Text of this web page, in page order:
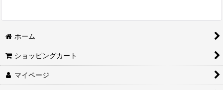
ホーム
ショッピングカート
マイページ